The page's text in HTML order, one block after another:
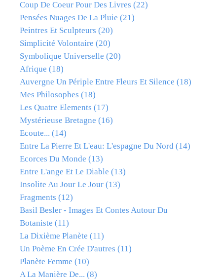
Coup De Coeur Pour Des Livres (22)
Pensées Nuages De La Pluie (21)
Peintres Et Sculpteurs (20)
Simplicité Volontaire (20)
Symbolique Universelle (20)
Afrique (18)
Auvergne Un Périple Entre Fleurs Et Silence (18)
Mes Philosophes (18)
Les Quatre Elements (17)
Mystérieuse Bretagne (16)
Ecoute... (14)
Entre La Pierre Et L'eau: L'espagne Du Nord (14)
Ecorces Du Monde (13)
Entre L'ange Et Le Diable (13)
Insolite Au Jour Le Jour (13)
Fragments (12)
Basil Besler - Images Et Contes Autour Du
Botaniste (11)
La Dixième Planète (11)
Un Poème En Crée D'autres (11)
Planète Femme (10)
A La Manière De... (8)